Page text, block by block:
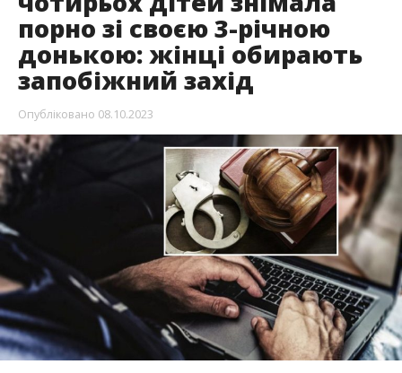
порно зі своєю 3-річною
донькою: жінці обирають
запобіжний захід
Опубліковано 08.10.2023